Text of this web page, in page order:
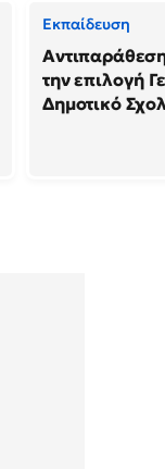
Εκπαίδευση
την επιλογή
Δημοτικό